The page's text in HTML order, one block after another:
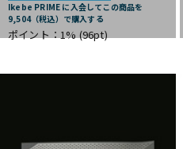
DTM オンライン納品
中古
Ikebe PRIME に入会してこの商品を
9,504（税込）で購入する
ポイント：1%(96pt)